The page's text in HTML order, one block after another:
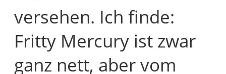
versehen. Ich finde:
Fritty Mercury ist zwar
ganz nett, aber vom